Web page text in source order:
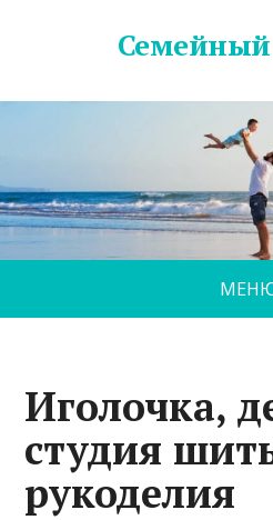
Семейный
Иголочка,
студия
рукоделия